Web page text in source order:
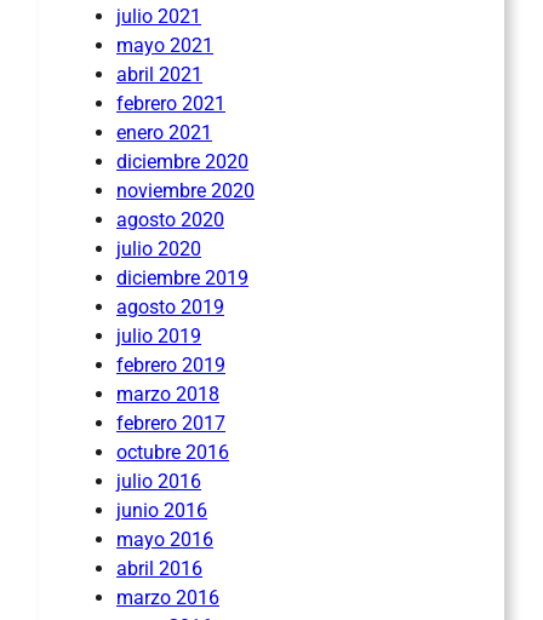
julio 2021
mayo 2021
abril 2021
febrero 2021
enero 2021
diciembre 2020
noviembre 2020
agosto 2020
julio 2020
diciembre 2019
agosto 2019
julio 2019
febrero 2019
marzo 2018
febrero 2017
octubre 2016
julio 2016
junio 2016
mayo 2016
abril 2016
marzo 2016